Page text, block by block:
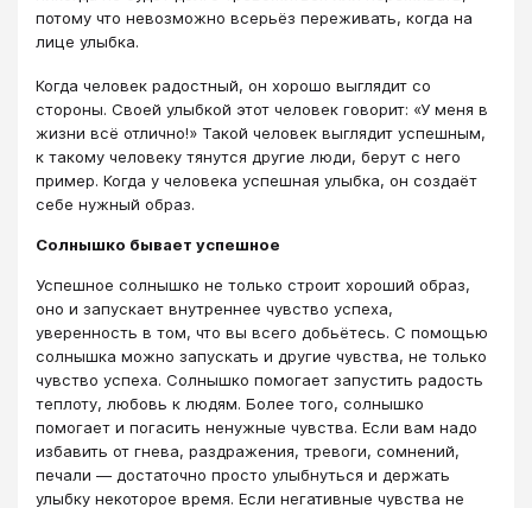
потому что невозможно всерьёз переживать, когда на
лице улыбка.
Когда человек радостный, он хорошо выглядит со
стороны. Своей улыбкой этот человек говорит: «У меня в
жизни всё отлично!» Такой человек выглядит успешным,
к такому человеку тянутся другие люди, берут с него
пример. Когда у человека успешная улыбка, он создаёт
себе нужный образ.
Солнышко бывает успешное
Успешное солнышко не только строит хороший образ,
оно и запускает внутреннее чувство успеха,
уверенность в том, что вы всего добьётесь. С помощью
солнышка можно запускать и другие чувства, не только
чувство успеха. Солнышко помогает запустить радость
теплоту, любовь к людям. Более того, солнышко
помогает и погасить ненужные чувства. Если вам надо
избавить от гнева, раздражения, тревоги, сомнений,
печали — достаточно просто улыбнуться и держать
улыбку некоторое время. Если негативные чувства не